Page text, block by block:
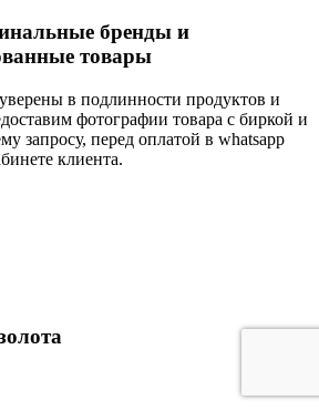
бренды и
товары
в подлинности продуктов и
фотографии товара с биркой и
запросу, перед оплатой в whatsapp
клиента.